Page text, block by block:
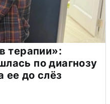
терапии»:
по диагнозу
ее до слёз